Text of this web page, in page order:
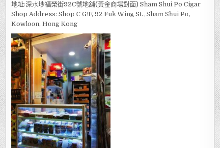
地址:深水埗福榮街92C號地舖(黃金商場對面) Sham Shui Po Cigar
Shop Address: Shop C G/F, 92 Fuk Wing St., Sham Shui Po,
Kowloon, Hong Kong